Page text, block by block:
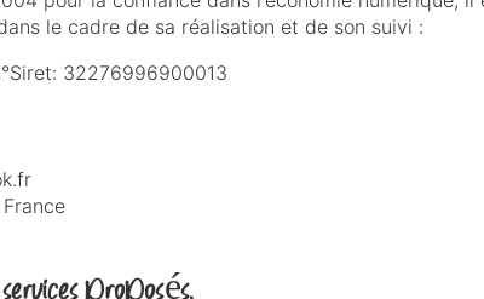
le cadre de sa réalisation et de son suivi :
32276996900013
proposés.